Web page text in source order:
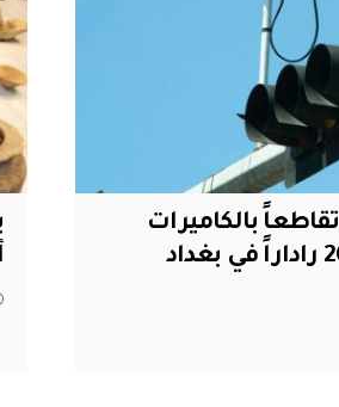
المرور: تجهيز 50 تقاطعاً بالكاميرات